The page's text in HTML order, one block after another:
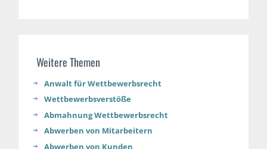
Weitere Themen
Anwalt für Wettbewerbsrecht
Wettbewerbsverstöße
Abmahnung Wettbewerbsrecht
Abwerben von Mitarbeitern
Abwerben von Kunden